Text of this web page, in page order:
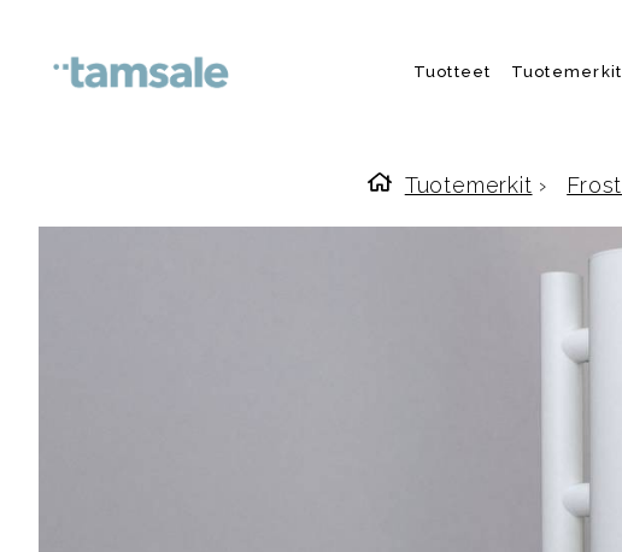
Tuotteet Tuotemerkit
Etusivulle
Tuotemerkit › Frost